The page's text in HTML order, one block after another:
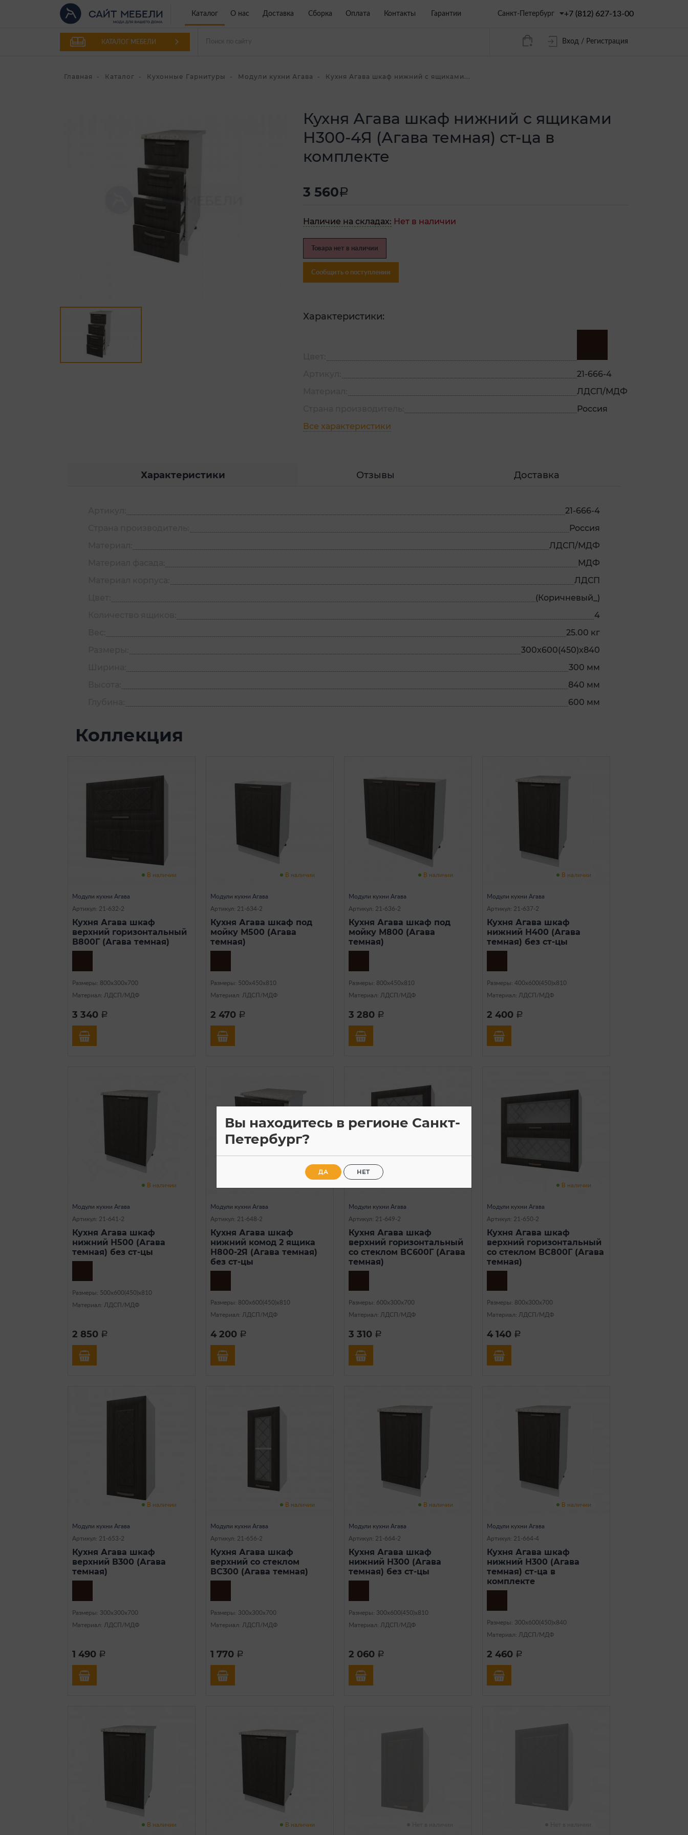
Каталог О нас Доставка Сборка Оплата Контакты Гарантии Санкт-Петербург +7 (812) 627-13-00
КАТАЛОГ МЕБЕЛИ Вход / Регистрация
Главная Каталог Кухонные Гарнитуры Модули кухни Агава Кухня Агава шкаф нижний с ящиками...
Кухня Агава шкаф нижний с ящиками
Н300-4Я (Агава темная) ст-ца в
комплекте
3 560a
Наличие на складах: Нет в наличии
Товара нет в наличии
Сообщить о поступлении
Характеристики:
21-666-4
ЛДСП/МДФ
Россия
Все характеристики
Характеристики Отзывы Доставка
21-666-4
Россия
ЛДСП/МДФ
МДФ
ЛДСП
(Коричневый_)
4
25.00 кг
300х600(450)х840
300 мм
840 мм
600 мм
Коллекция
В наличии
Модули кухни Агава
Артикул: 21-632-2
Кухня Агава шкаф
верхний горизонтальный
В800Г (Агава темная)
Размеры: 800х300х700
Материал: ЛДСП/МДФ
3 340 a
В наличии
Модули кухни Агава
Артикул: 21-634-2
Кухня Агава шкаф под
мойку М500 (Агава
темная)
Размеры: 500х450х810
Материал: ЛДСП/МДФ
2 470 a
В наличии
Модули кухни Агава
Артикул: 21-636-2
Кухня Агава шкаф под
мойку М800 (Агава
темная)
Размеры: 800х450х810
Материал: ЛДСП/МДФ
3 280 a
В наличии
Модули кухни Агава
Артикул: 21-637-2
Кухня Агава шкаф
нижний Н400 (Агава
темная) без ст-цы
Размеры: 400х600(450)х810
Материал: ЛДСП/МДФ
2 400 a
В наличии
Модули кухни Агава
Артикул: 21-641-2
Кухня Агава шкаф
нижний Н500 (Агава
темная) без ст-цы
Размеры: 500х600(450)х810
Материал: ЛДСП/МДФ
2 850 a
Модули кухни Агава
Артикул: 21-648-2
Кухня Агава шкаф
нижний комод 2 ящика
Н800-2Я (Агава темная)
без ст-цы
Размеры: 800х600(450)х810
Материал: ЛДСП/МДФ
4 200 a
Модули кухни Агава
Артикул: 21-649-2
Кухня Агава шкаф
верхний горизонтальный
со стеклом ВС600Г (Агава
темная)
Размеры: 600х300х700
Материал: ЛДСП/МДФ
3 310 a
В наличии
Модули кухни Агава
Артикул: 21-650-2
Кухня Агава шкаф
верхний горизонтальный
со стеклом ВС800Г (Агава
темная)
Размеры: 800х300х700
Материал: ЛДСП/МДФ
4 140 a
В наличии
Модули кухни Агава
Артикул: 21-653-2
Кухня Агава шкаф
верхний В300 (Агава
темная)
Размеры: 300х300х700
Материал: ЛДСП/МДФ
1 490 a
В наличии
Модули кухни Агава
Артикул: 21-656-2
Кухня Агава шкаф
верхний со стеклом
ВС300 (Агава темная)
Размеры: 300х300х700
Материал: ЛДСП/МДФ
1 770 a
В наличии
Модули кухни Агава
Артикул: 21-664-2
Кухня Агава шкаф
нижний Н300 (Агава
темная) без ст-цы
Размеры: 300х600(450)х810
Материал: ЛДСП/МДФ
2 060 a
В наличии
Модули кухни Агава
Артикул: 21-664-4
Кухня Агава шкаф
нижний Н300 (Агава
темная) ст-ца в
комплекте
Размеры: 300х600(450)х840
Материал: ЛДСП/МДФ
2 460 a
В наличии В наличии
Вы находитесь в регионе Санкт-
Петербург?
ДА НЕТ